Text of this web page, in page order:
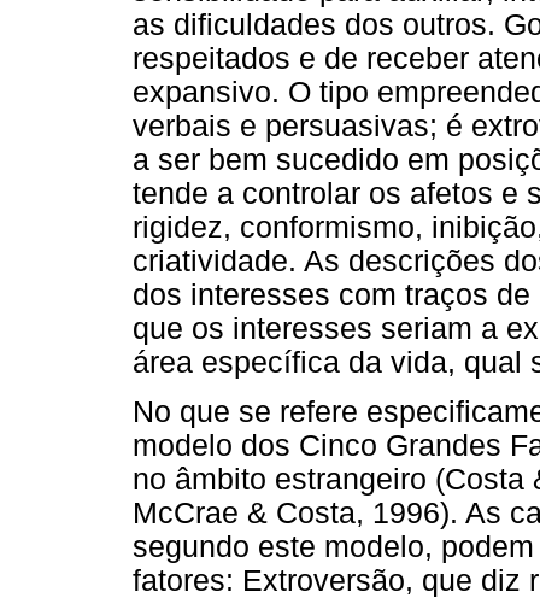
as dificuldades dos outros.
respeitados e de receber
expansivo. O tipo
verbais e persuasivas; é
a ser bem sucedido em
tende a controlar os afetos e
rigidez, conformismo,
criatividade. As descrições
dos interesses com traços
que os interesses seriam a
área específica da vida, qual
No que se refere
modelo dos Cinco Grandes
no âmbito estrangeiro (Costa
McCrae & Costa, 1996). As
segundo este modelo,
fatores: Extroversão, que diz